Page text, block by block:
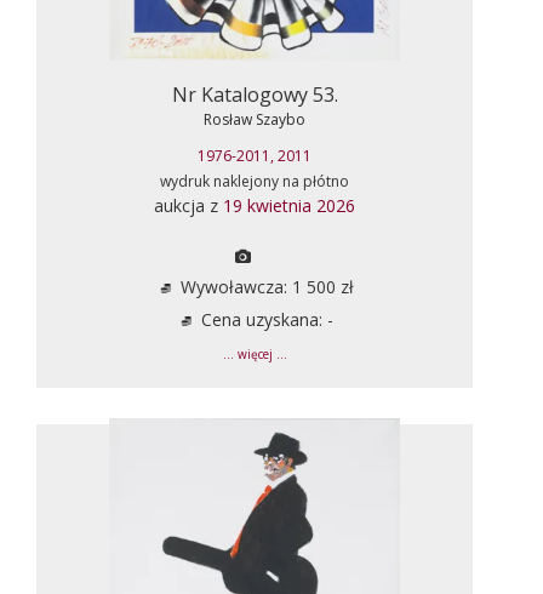
Nr Katalogowy 53.
Rosław Szaybo
1976-2011, 2011
wydruk naklejony na płótno
aukcja z 19 kwietnia 2026
Wywoławcza: 1 500 zł
Cena uzyskana: -
... więcej ...